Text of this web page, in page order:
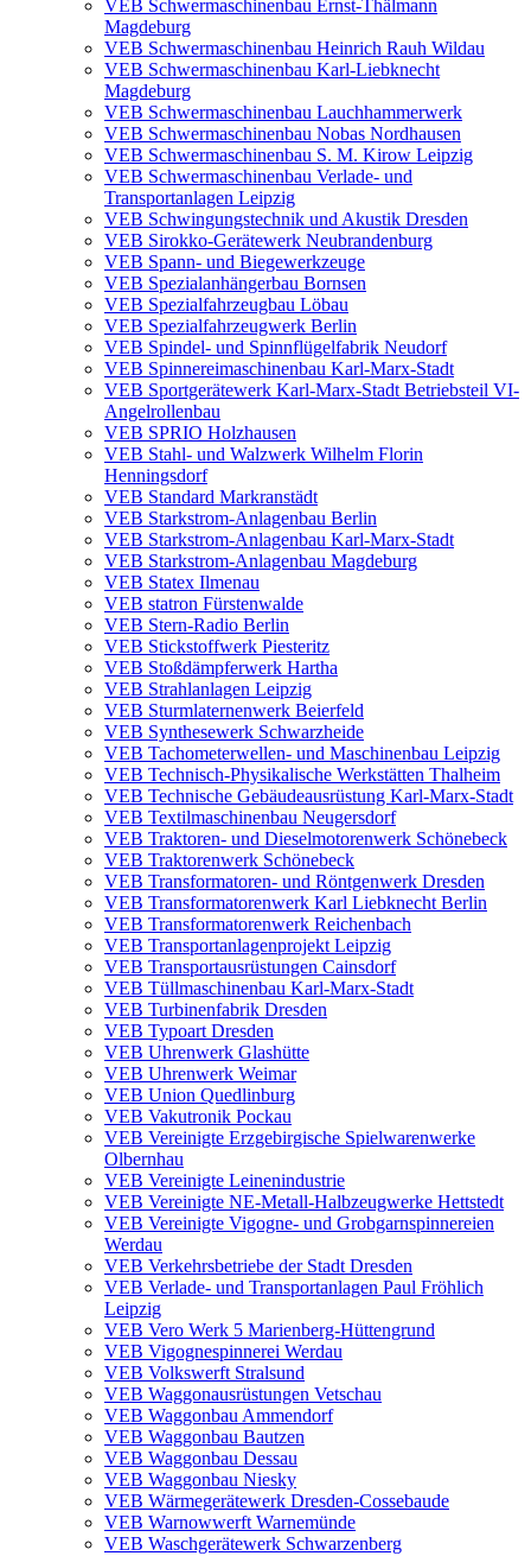
VEB Schwermaschinenbau Ernst-Thälmann
Magdeburg
VEB Schwermaschinenbau Heinrich Rauh Wildau
VEB Schwermaschinenbau Karl-Liebknecht
Magdeburg
VEB Schwermaschinenbau Lauchhammerwerk
VEB Schwermaschinenbau Nobas Nordhausen
VEB Schwermaschinenbau S. M. Kirow Leipzig
VEB Schwermaschinenbau Verlade- und
Transportanlagen Leipzig
VEB Schwingungstechnik und Akustik Dresden
VEB Sirokko-Gerätewerk Neubrandenburg
VEB Spann- und Biegewerkzeuge
VEB Spezialanhängerbau Bornsen
VEB Spezialfahrzeugbau Löbau
VEB Spezialfahrzeugwerk Berlin
VEB Spindel- und Spinnflügelfabrik Neudorf
VEB Spinnereimaschinenbau Karl-Marx-Stadt
VEB Sportgerätewerk Karl-Marx-Stadt Betriebsteil VI-
Angelrollenbau
VEB SPRIO Holzhausen
VEB Stahl- und Walzwerk Wilhelm Florin
Henningsdorf
VEB Standard Markranstädt
VEB Starkstrom-Anlagenbau Berlin
VEB Starkstrom-Anlagenbau Karl-Marx-Stadt
VEB Starkstrom-Anlagenbau Magdeburg
VEB Statex Ilmenau
VEB statron Fürstenwalde
VEB Stern-Radio Berlin
VEB Stickstoffwerk Piesteritz
VEB Stoßdämpferwerk Hartha
VEB Strahlanlagen Leipzig
VEB Sturmlaternenwerk Beierfeld
VEB Synthesewerk Schwarzheide
VEB Tachometerwellen- und Maschinenbau Leipzig
VEB Technisch-Physikalische Werkstätten Thalheim
VEB Technische Gebäudeausrüstung Karl-Marx-Stadt
VEB Textilmaschinenbau Neugersdorf
VEB Traktoren- und Dieselmotorenwerk Schönebeck
VEB Traktorenwerk Schönebeck
VEB Transformatoren- und Röntgenwerk Dresden
VEB Transformatorenwerk Karl Liebknecht Berlin
VEB Transformatorenwerk Reichenbach
VEB Transportanlagenprojekt Leipzig
VEB Transportausrüstungen Cainsdorf
VEB Tüllmaschinenbau Karl-Marx-Stadt
VEB Turbinenfabrik Dresden
VEB Typoart Dresden
VEB Uhrenwerk Glashütte
VEB Uhrenwerk Weimar
VEB Union Quedlinburg
VEB Vakutronik Pockau
VEB Vereinigte Erzgebirgische Spielwarenwerke
Olbernhau
VEB Vereinigte Leinenindustrie
VEB Vereinigte NE-Metall-Halbzeugwerke Hettstedt
VEB Vereinigte Vigogne- und Grobgarnspinnereien
Werdau
VEB Verkehrsbetriebe der Stadt Dresden
VEB Verlade- und Transportanlagen Paul Fröhlich
Leipzig
VEB Vero Werk 5 Marienberg-Hüttengrund
VEB Vigognespinnerei Werdau
VEB Volkswerft Stralsund
VEB Waggonausrüstungen Vetschau
VEB Waggonbau Ammendorf
VEB Waggonbau Bautzen
VEB Waggonbau Dessau
VEB Waggonbau Niesky
VEB Wärmegerätewerk Dresden-Cossebaude
VEB Warnowwerft Warnemünde
VEB Waschgerätewerk Schwarzenberg